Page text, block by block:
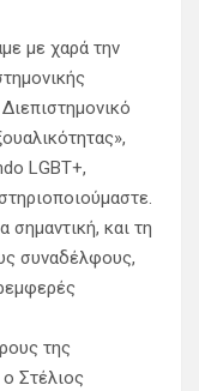
με χαρά την
LGBT+,
σημαντική, και τη
συναδέλφους,
της
Στέλιος